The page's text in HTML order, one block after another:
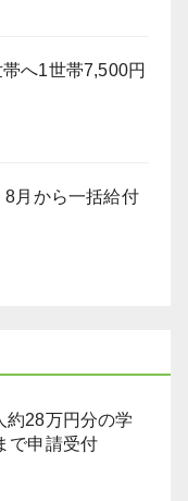
へ1世帯7,500円
8月から一括給付
約28万円分の学
で申請受付